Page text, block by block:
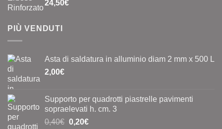
24,50€
PIÙ VENDUTI
Asta di saldatura in alluminio diam 2 mm x 500 L
2,00€
Supporto per quadrotti piastrelle pavimenti
sopraelevati h. cm. 3
0,40€ Il
0,20€Il